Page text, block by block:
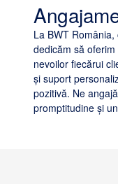
La BWT
dedicăm să
nevoilor fiecărui
și suport
pozitivă. Ne
promptitudine și